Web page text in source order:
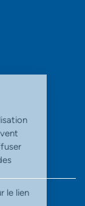
utilisation
peuvent
diffuser
des
sur le lien